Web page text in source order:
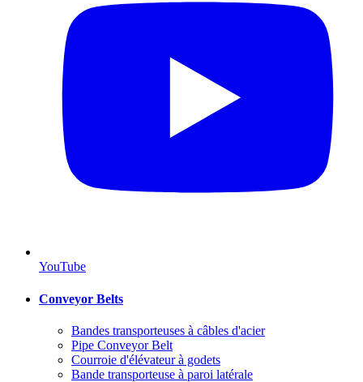
YouTube
Conveyor Belts
Bandes transporteuses à câbles d'acier
Pipe Conveyor Belt
Courroie d'élévateur à godets
Bande transporteuse à paroi latérale